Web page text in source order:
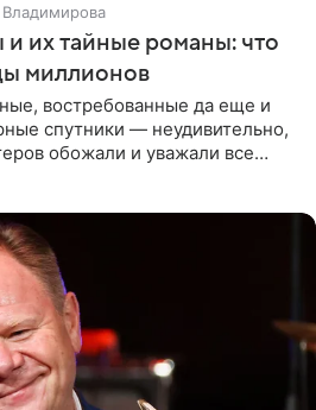
и их тайные романы: что
миллионов
востребованные да еще и
спутники — неудивительно,
обожали и уважали все